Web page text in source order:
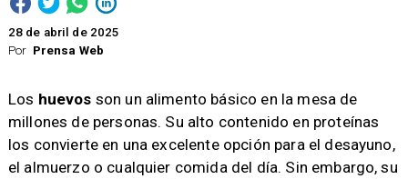
Por Prensa Web
28 de abril de 2025
Los huevos son un alimento básico en la mesa de
millones de personas. Su alto contenido en proteínas
los convierte en una excelente opción para el desayuno,
el almuerzo o cualquier comida del día. Sin embargo, su